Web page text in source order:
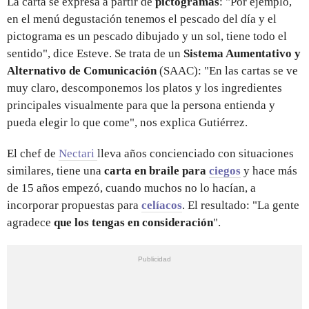
en el menú degustación tenemos el pescado del día y el
pictograma es un pescado dibujado y un sol, tiene todo el
sentido", dice Esteve. Se trata de un Sistema Aumentativo y
Alternativo de Comunicación(SAAC): "En las cartas se ve
muy claro, descomponemos los platos y los ingredientes
principales visualmente para que la persona entienda y
pueda elegir lo que come", nos explica Gutiérrez.
El chef de Nectari lleva años concienciado con situaciones
similares, tiene una carta en braile para ciegos y hace más
de 15 años empezó, cuando muchos no lo hacían, a
incorporar propuestas para celíacos. El resultado: "La gente
agradece que los tengas en consideración".